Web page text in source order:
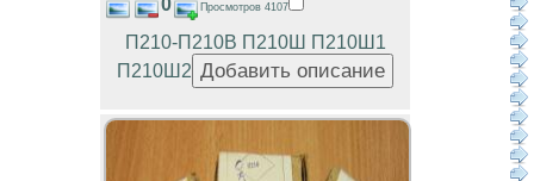
0 Просмотров 4107
П210-П210В П210Ш П210Ш1
П210Ш2